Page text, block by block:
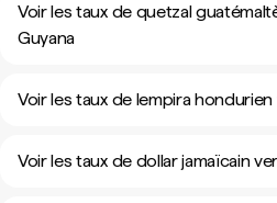
Voir les taux de quetzal
Guyana
Voir les taux de lempira
Voir les taux de dollar jamaïcain